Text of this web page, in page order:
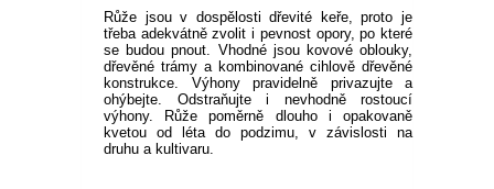
Růže jsou v dospělosti dřevité keře, proto je
třeba adekvátně zvolit i pevnost opory, po které
se budou pnout. Vhodné jsou kovové oblouky,
dřevěné trámy a kombinované cihlově dřevěné
konstrukce. Výhony pravidelně privazujte a
ohýbejte. Odstraňujte i nevhodně rostoucí
výhony. Růže poměrně dlouho i opakovaně
kvetou od léta do podzimu, v závislosti na
druhu a kultivaru.